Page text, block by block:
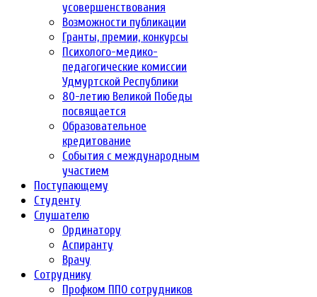
усовершенствования
Возможности публикации
Гранты, премии, конкурсы
Психолого-медико-
педагогические комиссии
Удмуртской Республики
80-летию Великой Победы
посвящается
Образовательное
кредитование
События с международным
участием
Поступающему
Студенту
Слушателю
Ординатору
Аспиранту
Врачу
Сотруднику
Профком ППО сотрудников